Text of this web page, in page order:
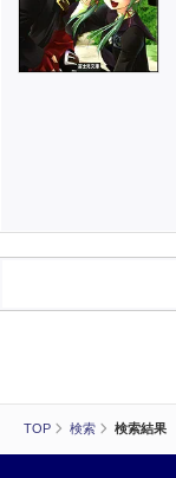
TOP 検索 検索結果